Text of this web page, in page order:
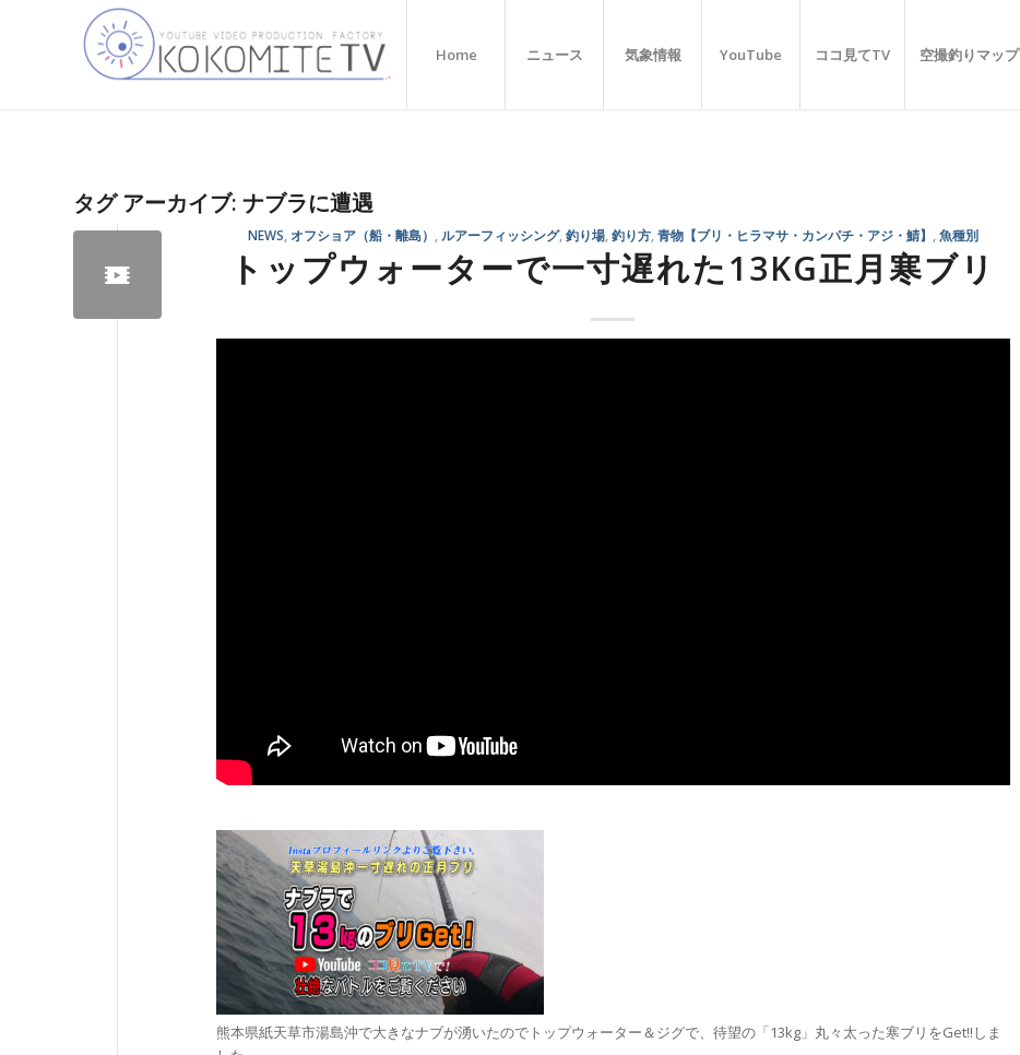
Home ニュース 気象情報 YouTube ココ見てTV 空撮釣りマップ
タグ アーカイブ: ナブラに遭遇
NEWS オフショア（船・離島） ルアーフィッシング, 釣り場, 釣り方, 青物【ブリ・ヒラマサ・カンパチ・アジ・鯖】 魚種別
トップウォーターで一寸遅れた13KG正月寒ブリ
熊本県紙天草市湯島沖で大きなナブが湧いたのでトップウォーター＆ジグで、待望の「13kg」丸々太った寒ブリをGet!!しま